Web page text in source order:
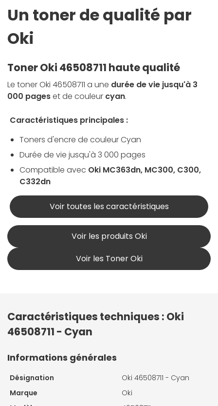
Un toner de qualité par
Oki
Toner Oki 46508711 haute qualité
Le toner Oki 46508711 a une durée de vie jusqu'à 3
000 pageset de couleur cyan.
Caractéristiques principales :
Toners d'encre de couleur Cyan
Durée de vie jusqu'à 3 000 pages
Compatible avec Oki MC363dn, MC300, C300,
C332dn
Voir toutes les caractéristiques
Voir les produits Oki
Voir les Toner Oki
Caractéristiques techniques : Oki
46508711 - Cyan
Informations générales
Désignation
Oki 46508711 - Cyan
Marque
Oki